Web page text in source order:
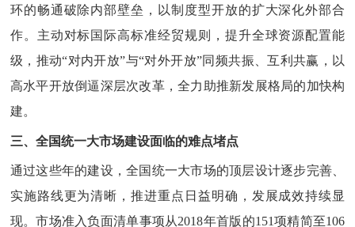
环的畅通破除内部壁垒，以制度型开放的扩大深化外部合
作。主动对标国际高标准经贸规则，提升全球资源配置能
级，推动“对内开放”与“对外开放”同频共振、互利共赢，以
高水平开放倒逼深层次改革，全力助推新发展格局的加快构
建。
三、全国统一大市场建设面临的难点堵点
通过这些年的建设，全国统一大市场的顶层设计逐步完善、
实施路线更为清晰，推进重点日益明确，发展成效持续显
现。市场准入负面清单事项从2018年首版的151项精简至106